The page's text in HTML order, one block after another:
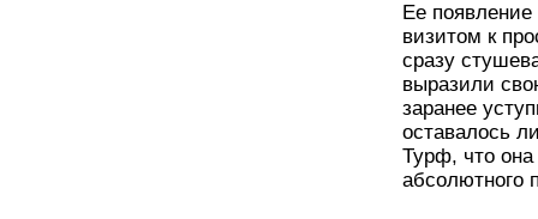
Ее
визитом к
сразу
выразили
заранее
оставалось
Турф, что
абсолютного